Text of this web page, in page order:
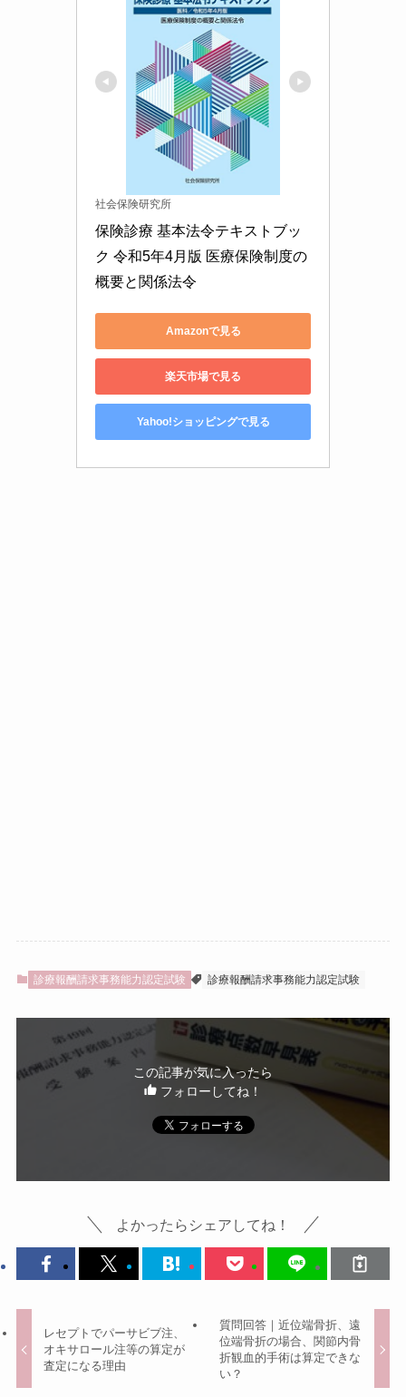
社会保険研究所
保険診療 基本法令テキストブッ
ク 令和5年4月版 医療保険制度の
概要と関係法令
Amazonで見る
楽天市場で見る
Yahoo!ショッピングで見る
診療報酬請求事務能力認定試験 診療報酬請求事務能力認定試験
この記事が気に入ったら
フォローしてね！
よかったらシェアしてね！
レセプトでパーサビブ注、
オキサロール注等の算定が
査定になる理由
質問回答｜近位端骨折、遠
位端骨折の場合、関節内骨
折観血的手術は算定できな
い？